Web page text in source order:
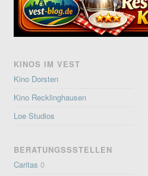
KINOS IM VEST
Kino Dorsten
Kino Recklinghausen
Loe Studios
BERATUNGSSSTELLEN
Caritas 0